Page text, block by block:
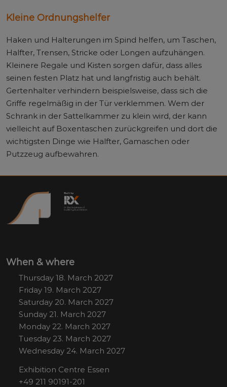
Kleine Ordnungshelfer
Haken und Halterungen im Spind helfen, um Taschen,
Halfter, Trensen, Stricke oder Longen aufzuhängen.
Kleinere Regale und Kisten sorgen dafür, dass alles
seinen festen Platz hat und langfristig auch behält.
Gertenhalter verhindern beispielsweise, dass sich die
Griffe regelmäßig in der Tür verklemmen. Wem der
Schrank in der Sattelkammer zu klein wird, der kann
vielleicht auf Boxentaschen zurückgreifen und dort die
wichtigsten Dinge wie Halfter, Gamaschen oder
Putzzeug aufbewahren.
When & where
Thursday 18. March 2027
Friday 19. March 2027
Saturday 20. March 2027
Sunday 21. March 2027
Monday 22. March 2027
Tuesday 23. March 2027
Wednesday 24. March 2027
Exhibition Centre Essen
+49 211 90191-201